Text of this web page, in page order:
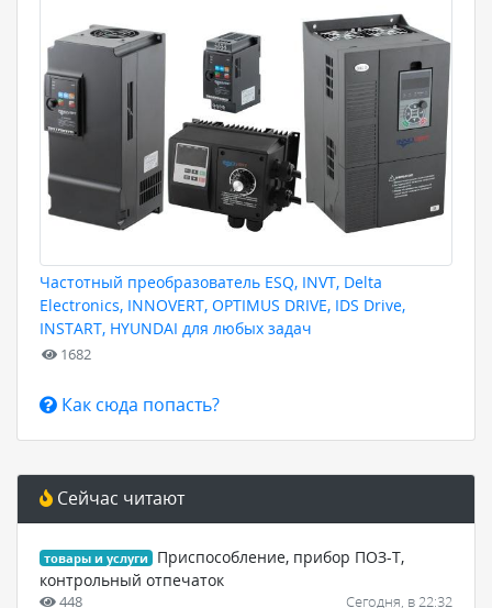
Частотный преобразователь ESQ, INVT, Delta
Electronics, INNOVERT, OPTIMUS DRIVE, IDS Drive,
INSTART, HYUNDAI для любых задач
1682
Как сюда попасть?
Сейчас читают
товары и услуги
Приспособление, прибор ПОЗ-Т,
контрольный отпечаток
448 Сегодня, в 22:32